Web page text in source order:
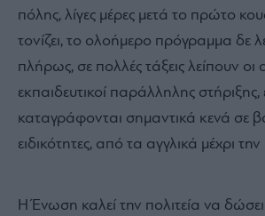
πόλης, λίγες μέρες μετά το πρώτο
τονίζει, το ολοήμερο πρόγραμμα δε
πλήρως, σε πολλές τάξεις λείπουν οι
εκπαιδευτικοί παράλληλης στήριξης,
καταγράφονται σημαντικά κενά σε
ειδικότητες, από τα αγγλικά μέχρι
Η Ένωση καλεί την πολιτεία να